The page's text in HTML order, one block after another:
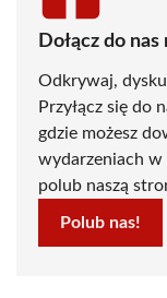
Dołącz do
Odkrywaj,
Przyłącz się do
gdzie możesz
wydarzeniach w
polub naszą
Polub nas!